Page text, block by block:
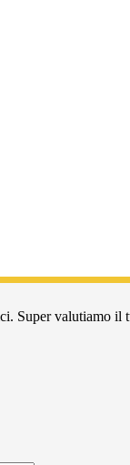
Super valutiamo